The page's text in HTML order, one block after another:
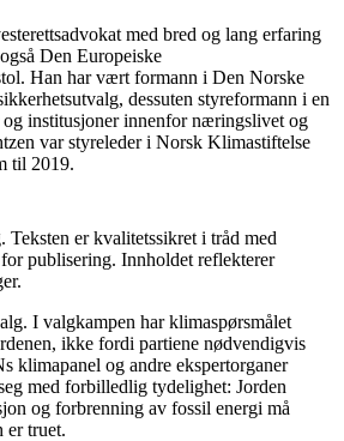
med bred og lang erfaring
Den Europeiske
Han har vært formann i Den Norske
dessuten styreformann i en
institusjoner innenfor næringslivet og
var styreleder i Norsk Klimastiftelse
til 2019.
Teksten er kvalitetssikret i tråd med
publisering. Innholdet reflekterer
I valgkampen har klimaspørsmålet
ikke fordi partiene nødvendigvis
klimapanel og andre ekspertorganer
med forbilledlig tydelighet: Jorden
og forbrenning av fossil energi må
er truet.